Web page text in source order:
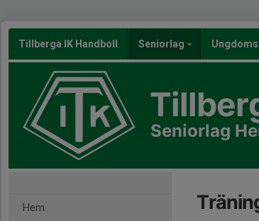
Tillberga IK Handboll Seniorlag
Seniorlag
Hem